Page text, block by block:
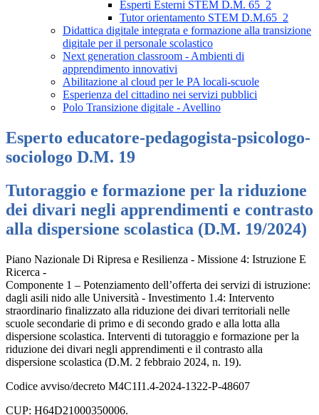
Esperti Esterni STEM D.M. 65_2
Tutor orientamento STEM D.M.65_2
Didattica digitale integrata e formazione alla transizione
digitale per il personale scolastico
Next generation classroom - Ambienti di
apprendimento innovativi
Abilitazione al cloud per le PA locali-scuole
Esperienza del cittadino nei servizi pubblici
Polo Transizione digitale - Avellino
Esperto educatore-pedagogista-psicologo-
sociologo D.M. 19
Tutoraggio e formazione per la riduzione
dei divari negli apprendimenti e contrasto
alla dispersione scolastica (D.M. 19/2024)
Piano Nazionale Di Ripresa e Resilienza - Missione 4: Istruzione E
Ricerca -
Componente 1 – Potenziamento dell’offerta dei servizi di istruzione:
dagli asili nido alle Università - Investimento 1.4: Intervento
straordinario finalizzato alla riduzione dei divari territoriali nelle
scuole secondarie di primo e di secondo grado e alla lotta alla
dispersione scolastica. Interventi di tutoraggio e formazione per la
riduzione dei divari negli apprendimenti e il contrasto alla
dispersione scolastica (D.M. 2 febbraio 2024, n. 19).
Codice avviso/decreto M4C1I1.4-2024-1322-P-48607
CUP: H64D21000350006.